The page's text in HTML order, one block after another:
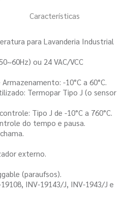
Características
para Lavanderia Industrial
ou 24 VAC/VCC
-10°C a 60°C.
Termopar Tipo J (o sensor
Tipo J de -10°C a 760°C.
do tempo e pausa.
externo.
(paraufsos).
INV-19143/J, INV-1943/J e